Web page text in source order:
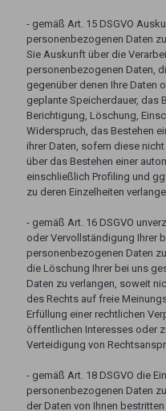
- gemäß Art. 15 DSGVO
personenbezogenen Daten
Sie Auskunft über die
personenbezogenen Daten,
gegenüber denen Ihre Daten
geplante Speicherdauer, das
Berichtigung, Löschung,
Widerspruch, das Bestehen
ihrer Daten, sofern diese
über das Bestehen einer
einschließlich Profiling und
zu deren Einzelheiten
- gemäß Art. 16 DSGVO
oder Vervollständigung Ihrer
personenbezogenen Daten
die Löschung Ihrer bei uns
Daten zu verlangen, soweit
des Rechts auf freie
Erfüllung einer rechtlichen
öffentlichen Interesses oder
Verteidigung von
- gemäß Art. 18 DSGVO die
personenbezogenen Daten
der Daten von Ihnen